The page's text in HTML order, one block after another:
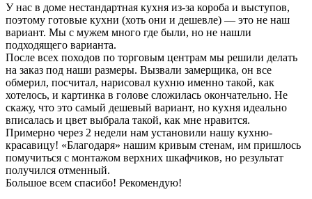
У нас в доме нестандартная кухня из-за короба и выступов,
поэтому готовые кухни (хоть они и дешевле) — это не наш
вариант. Мы с мужем много где были, но не нашли
подходящего варианта.
После всех походов по торговым центрам мы решили делать
на заказ под наши размеры. Вызвали замерщика, он все
обмерил, посчитал, нарисовал кухню именно такой, как
хотелось, и картинка в голове сложилась окончательно. Не
скажу, что это самый дешевый вариант, но кухня идеально
вписалась и цвет выбрала такой, как мне нравится.
Примерно через 2 недели нам установили нашу кухню-
красавицу! «Благодаря» нашим кривым стенам, им пришлось
помучиться с монтажом верхних шкафчиков, но результат
получился отменный.
Большое всем спасибо! Рекомендую!